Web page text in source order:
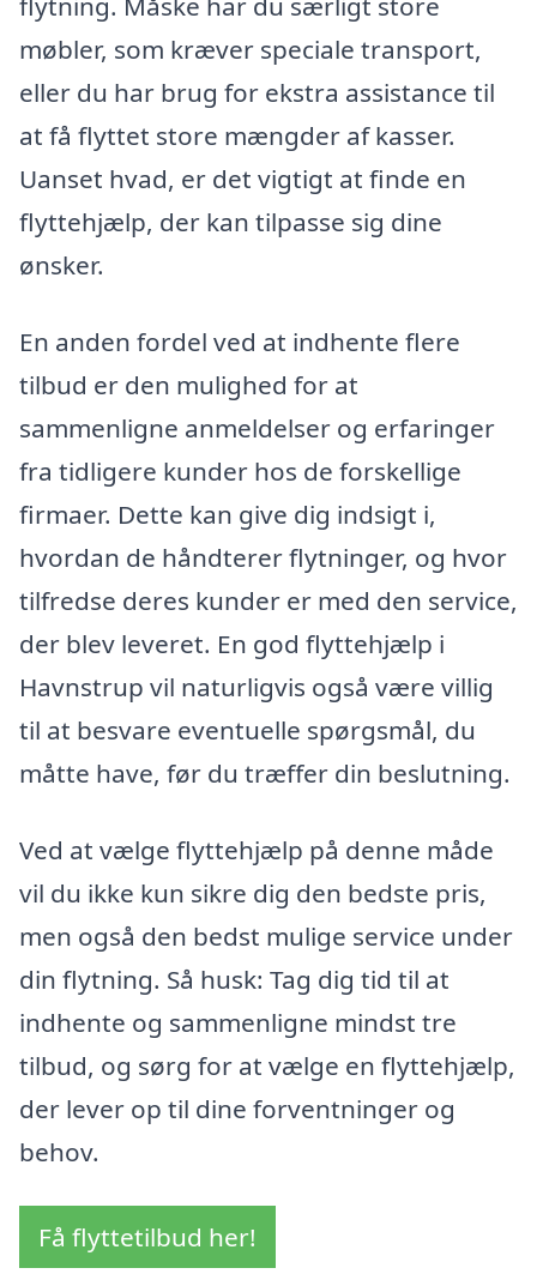
møbler, som kræver speciale transport,
eller du har brug for ekstra assistance til
at få flyttet store mængder af kasser.
Uanset hvad, er det vigtigt at finde en
flyttehjælp, der kan tilpasse sig dine
ønsker.
En anden fordel ved at indhente flere
tilbud er den mulighed for at
sammenligne anmeldelser og erfaringer
fra tidligere kunder hos de forskellige
firmaer. Dette kan give dig indsigt i,
hvordan de håndterer flytninger, og hvor
tilfredse deres kunder er med den service,
der blev leveret. En god flyttehjælp i
Havnstrup vil naturligvis også være villig
til at besvare eventuelle spørgsmål, du
måtte have, før du træffer din beslutning.
Ved at vælge flyttehjælp på denne måde
vil du ikke kun sikre dig den bedste pris,
men også den bedst mulige service under
din flytning. Så husk: Tag dig tid til at
indhente og sammenligne mindst tre
tilbud, og sørg for at vælge en flyttehjælp,
der lever op til dine forventninger og
behov.
Få flyttetilbud her!